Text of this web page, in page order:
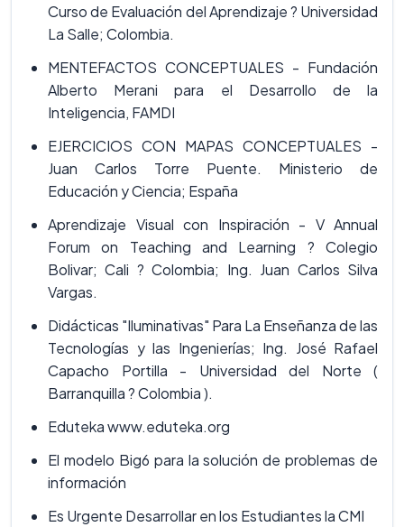
Curso de Evaluación del Aprendizaje ? Universidad
La Salle; Colombia.
MENTEFACTOS CONCEPTUALES - Fundación
Alberto Merani para el Desarrollo de la
Inteligencia, FAMDI
EJERCICIOS CON MAPAS CONCEPTUALES -
Juan Carlos Torre Puente. Ministerio de
Educación y Ciencia; España
Aprendizaje Visual con Inspiración - V Annual
Forum on Teaching and Learning ? Colegio
Bolivar; Cali ? Colombia; Ing. Juan Carlos Silva
Vargas.
Didácticas "Iluminativas" Para La Enseñanza de las
Tecnologías y las Ingenierías; Ing. José Rafael
Capacho Portilla - Universidad del Norte (
Barranquilla ? Colombia ).
Eduteka www.eduteka.org
El modelo Big6 para la solución de problemas de
información
Es Urgente Desarrollar en los Estudiantes la CMI